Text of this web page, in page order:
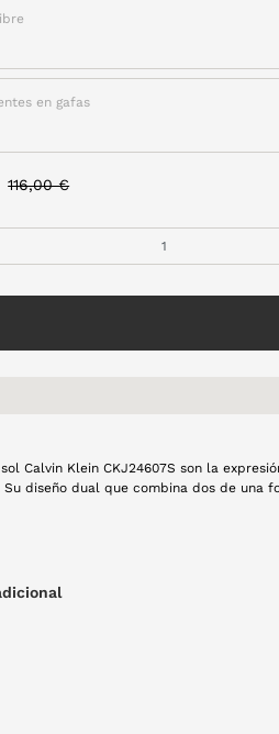
en gafas
116,00 €
Calvin Klein CKJ24607S son la
dual que combina dos de una forma arriesgada
de originalidad a tu look y te